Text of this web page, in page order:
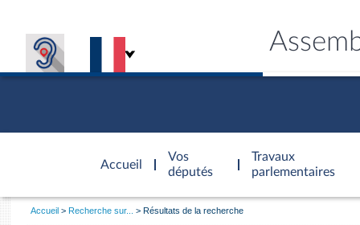
Accueil
d'accueil
Vos
députés
Travaux
parlementaires
Vous
Accueil Recherche sur... Résultats de la recherche